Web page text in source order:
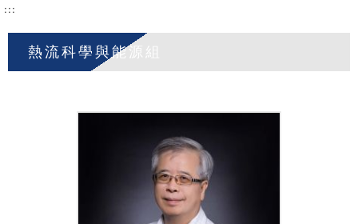
:::
熱流科學與能源組